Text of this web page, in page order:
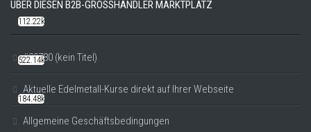
ÜBER DIESEN B2B-GROSSHÄNDLER MARKTPLATZ
#20780 (kein Titel)
Aktuelle Edelmetall-Kurse direkt auf Ihrer Webseite
Allgemeine Geschäftsbedingungen
112.22k
522.14k
184.48k